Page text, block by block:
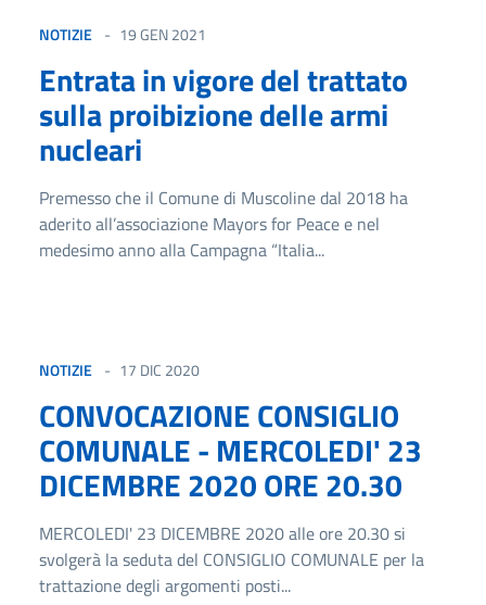
NOTIZIE 19 GEN 2021
Entrata in vigore del trattato
sulla proibizione delle armi
nucleari
Premesso che il Comune di Muscoline dal 2018 ha
aderito all’associazione Mayors for Peace e nel
medesimo anno alla Campagna “Italia...
NOTIZIE 17 DIC 2020
CONVOCAZIONE CONSIGLIO
COMUNALE - MERCOLEDI' 23
DICEMBRE 2020 ORE 20.30
MERCOLEDI' 23 DICEMBRE 2020 alle ore 20.30 si
svolgerà la seduta del CONSIGLIO COMUNALE per la
trattazione degli argomenti posti...